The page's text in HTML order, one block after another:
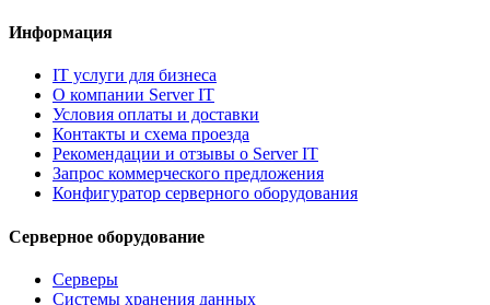
Информация
IT услуги для бизнеса
О компании Server IT
Условия оплаты и доставки
Контакты и схема проезда
Рекомендации и отзывы о Server IT
Запрос коммерческого предложения
Конфигуратор серверного оборудования
Серверное оборудование
Серверы
Системы хранения данных